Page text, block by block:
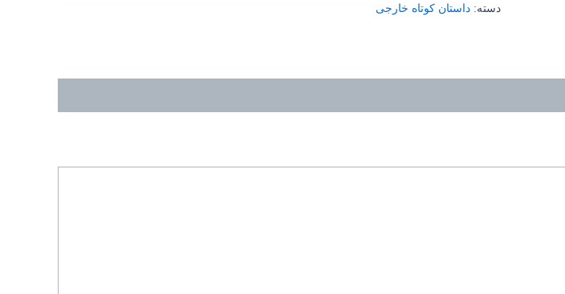
دسته: داستان کوتاه خارجی